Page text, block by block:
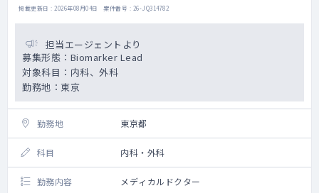
departments within EOR, global evidence
partners, local R&D, other marketing
teams Track companies, brand and
evidence needs, and, in collaboration with
DS team, develop the approach and
(RWD) to address those needs Monitor the
evolving Medical Affairs landscape,
anticipate change, and incorporate
掲載更新日 : 2026年08月04日 案件番号 : 26-JQ314782
担当エージェントより
募集形態：Biomarker Lead
対象科目：内科、外科
勤務地：東京
勤務地 東京都
科目 内科・外科
勤務内容 メディカルドクター